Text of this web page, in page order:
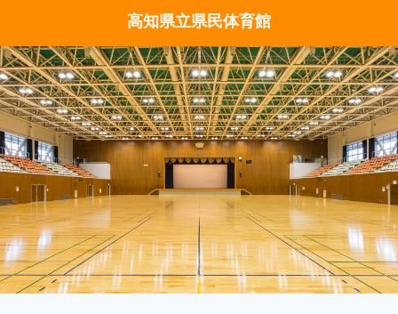
高知県立県民体育館